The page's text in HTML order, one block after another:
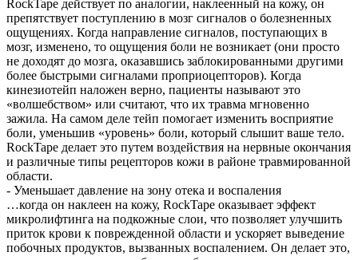
RockTape действует по аналогии, наклеенный на кожу, он
препятствует поступлению в мозг сигналов о болезненных
ощущениях. Когда направление сигналов, поступающих в
мозг, изменено, то ощущения боли не возникает (они просто
не доходят до мозга, оказавшись заблокированными другими
более быстрыми сигналами проприоцепторов). Когда
кинезиотейп наложен верно, пациенты называют это
«волшебством» или считают, что их травма мгновенно
зажила. На самом деле тейп помогает изменить восприятие
боли, уменьшив «уровень» боли, который слышит ваше тело.
RockTape делает это путем воздействия на нервные окончания
и различные типы рецепторов кожи в районе травмированной
области.
- Уменьшает давление на зону отека и воспаления
…когда он наклеен на кожу, RockTape оказывает эффект
микролифтинга на подкожные слои, что позволяет улучшить
приток крови к поврежденной области и ускоряет выведение
побочных продуктов, вызванных воспалением. Он делает это,